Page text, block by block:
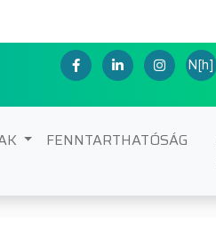
N[h]
FENNTARTHATÓSÁG